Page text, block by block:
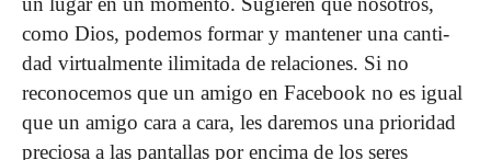
como Dios, podemos formar y mantener una canti­
dad virtualmente ilimitada de relaciones. Si no
reconocemos que un amigo en Facebook no es igual
que un amigo cara a cara, les daremos una prioridad
preciosa a las pantallas por encima de los seres